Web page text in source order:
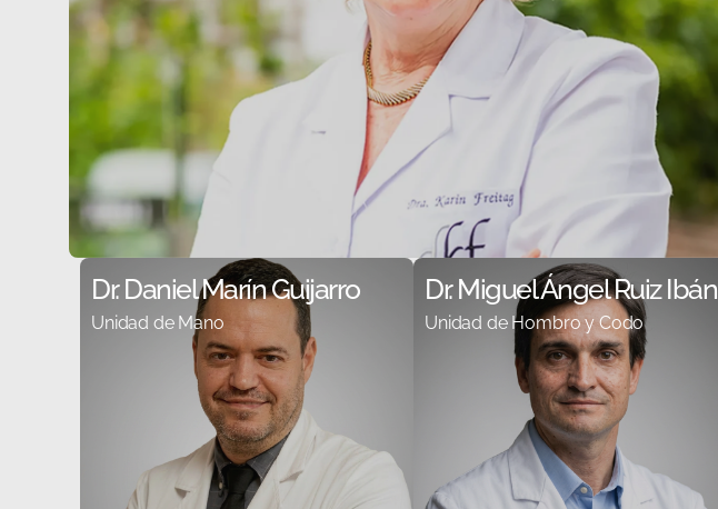
Dr. Daniel Marín Guijarro
Unidad de Mano
Dr. Miguel Ángel Ruiz Ibán
Unidad de Hombro y Codo